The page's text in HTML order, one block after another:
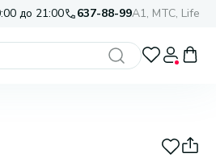
до 21:00 637-88-99A1, МТС, Life